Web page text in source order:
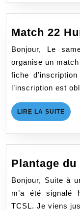
Match 22
Bonjour, Le
organise un
fiche
l’inscription est
LIRE LA SUITE LIRE
LA
Plantage du
Bonjour, Suite à
m’a été signalé
TCSL. Je viens